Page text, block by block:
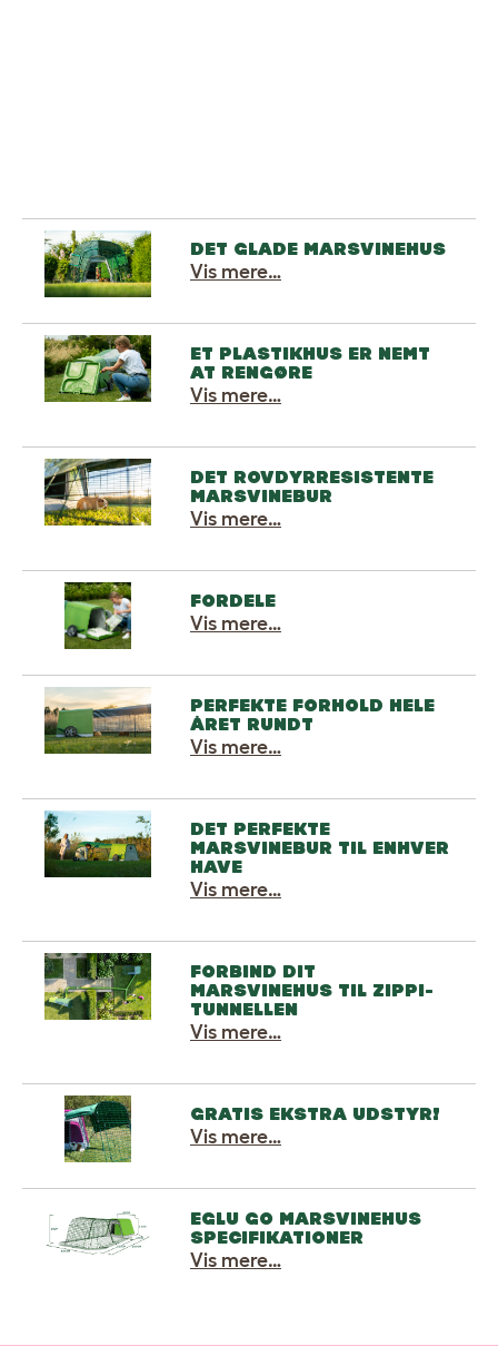
DET GLADE MARSVINEHUS
Vis mere…
ET PLASTIKHUS ER NEMT
AT RENGØRE
Vis mere…
DET ROVDYRRESISTENTE
MARSVINEBUR
Vis mere…
FORDELE
Vis mere…
PERFEKTE FORHOLD HELE
ÅRET RUNDT
Vis mere…
DET PERFEKTE
MARSVINEBUR TIL ENHVER
HAVE
Vis mere…
FORBIND DIT
MARSVINEHUS TIL ZIPPI-
TUNNELLEN
Vis mere…
GRATIS EKSTRA UDSTYR!
Vis mere…
EGLU GO MARSVINEHUS
SPECIFIKATIONER
Vis mere…